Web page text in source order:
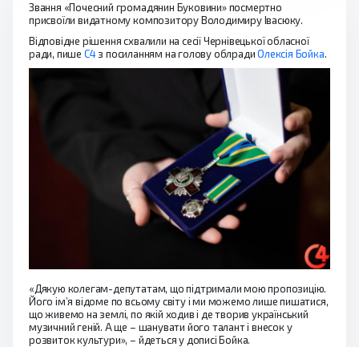
Звання «Почесний громадянин Буковини» посмертно
присвоїли видатному композитору Володимиру Івасюку.
Відповідне рішення схвалили на сесії Чернівецької обласної
ради, пише С4з посиланням на голову облрадиОлексія Бойка.
«Дякую колегам-депутатам, що підтримали мою пропозицію.
Його ім’я відоме по всьому світу і ми можемо лише пишатися,
що живемо на землі, по якій ходив і де творив український
музичний геній. А ще – шанувати його талант і внесок у
розвиток культури», – йдеться у дописі Бойка.